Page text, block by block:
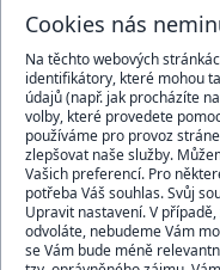
Cookies nás
Na těchto webových
identifikátory, které mohou
údajů (např. jak procházíte
volby, které provedete
používáme pro provoz
zlepšovat naše služby.
Vašich preferencí. Pro
potřeba Váš souhlas. Svůj
Upravit nastavení. V
odvoláte, nebudeme Vám
se Vám bude méně
DOPRAVCI
BEZPEČNÝ OBCHOD